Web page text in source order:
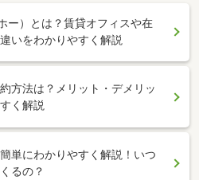
ー）とは？賃貸オフィスや在
いをわかりやすく解説
方法は？メリット・デメリッ
く解説
単にわかりやすく解説！いつ
るの？